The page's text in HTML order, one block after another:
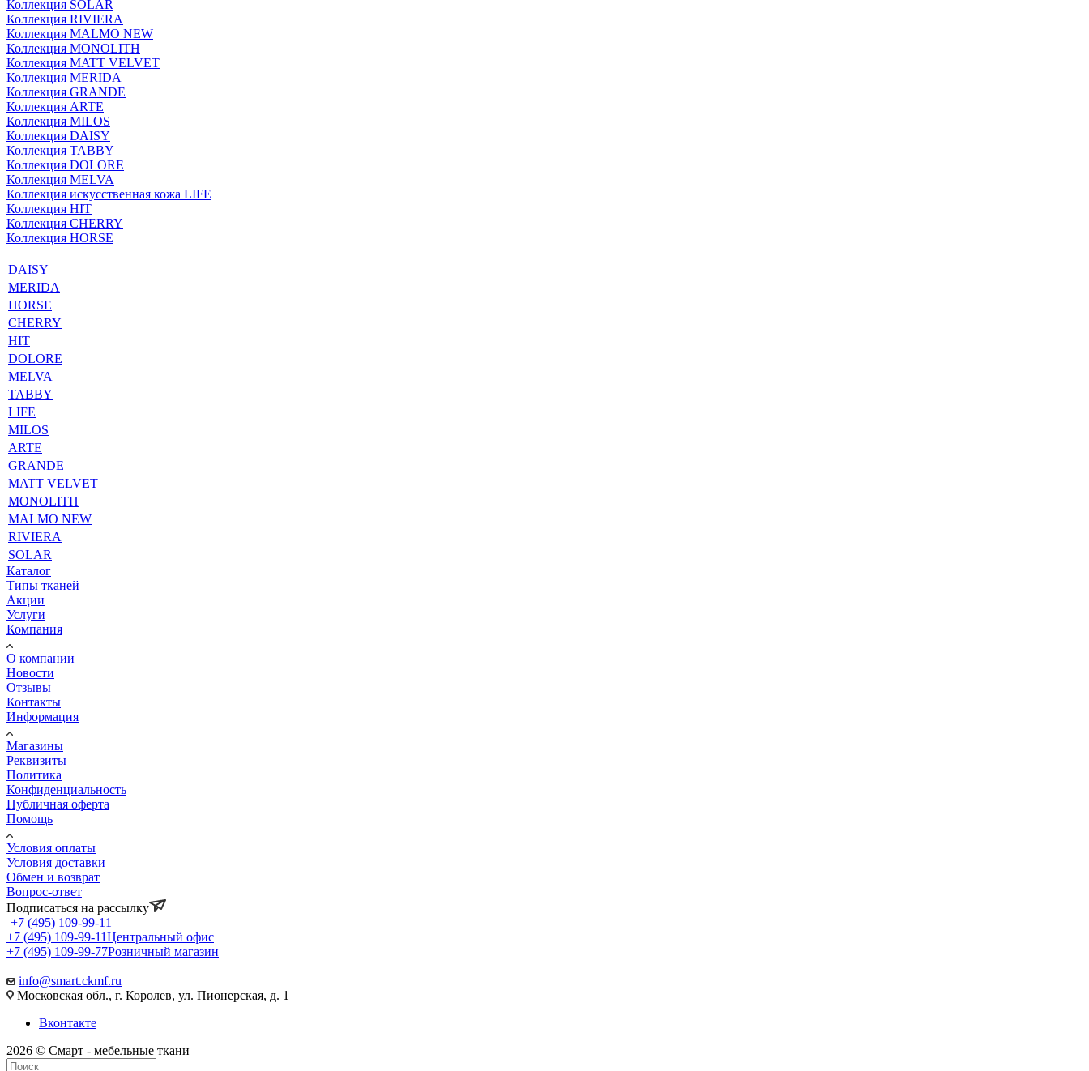
Коллекция SOLAR
Коллекция RIVIERA
Коллекция MALMO NEW
Коллекция MONOLITH
Коллекция MATT VELVET
Коллекция MERIDA
Коллекция GRANDE
Коллекция ARTE
Коллекция MILOS
Коллекция DAISY
Коллекция TABBY
Коллекция DOLORE
Коллекция MELVA
Коллекция искусственная кожа LIFE
Коллекция HIT
Коллекция CHERRY
Коллекция HORSE
DAISY
MERIDA
HORSE
CHERRY
HIT
DOLORE
MELVA
TABBY
LIFE
MILOS
ARTE
GRANDE
MATT VELVET
MONOLITH
MALMO NEW
RIVIERA
SOLAR
Каталог
Типы тканей
Акции
Услуги
Компания
О компании
Новости
Отзывы
Контакты
Информация
Магазины
Реквизиты
Политика
Конфиденциальность
Публичная оферта
Помощь
Условия оплаты
Условия доставки
Обмен и возврат
Вопрос-ответ
Подписаться на рассылку
+7 (495) 109-99-11
+7 (495) 109-99-11Центральный офис
+7 (495) 109-99-77Розничный магазин
info@smart.ckmf.ru
Московская обл., г. Королев, ул. Пионерская, д. 1
Вконтакте
2026 © Смарт - мебельные ткани